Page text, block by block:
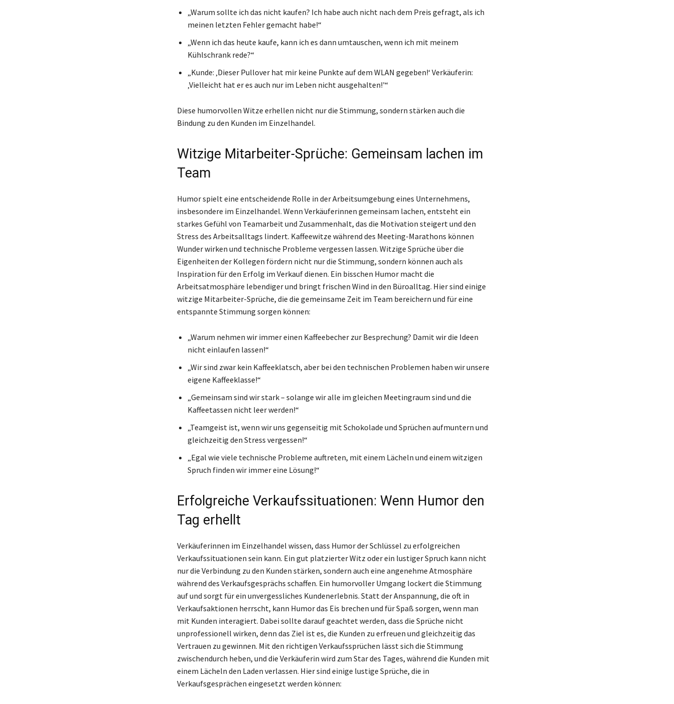
„Warum sollte ich das nicht kaufen? Ich habe auch nicht nach dem Preis gefragt, als ich
meinen letzten Fehler gemacht habe!“
„Wenn ich das heute kaufe, kann ich es dann umtauschen, wenn ich mit meinem
Kühlschrank rede?“
„Kunde: ‚Dieser Pullover hat mir keine Punkte auf dem WLAN gegeben!‘ Verkäuferin:
‚Vielleicht hat er es auch nur im Leben nicht ausgehalten!'“
Diese humorvollen Witze erhellen nicht nur die Stimmung, sondern stärken auch die
Bindung zu den Kunden im Einzelhandel.
Witzige Mitarbeiter-Sprüche: Gemeinsam lachen im
Team
Humor spielt eine entscheidende Rolle in der Arbeitsumgebung eines Unternehmens,
insbesondere im Einzelhandel. Wenn Verkäuferinnen gemeinsam lachen, entsteht ein
starkes Gefühl von Teamarbeit und Zusammenhalt, das die Motivation steigert und den
Stress des Arbeitsalltags lindert. Kaffeewitze während des Meeting-Marathons können
Wunder wirken und technische Probleme vergessen lassen. Witzige Sprüche über die
Eigenheiten der Kollegen fördern nicht nur die Stimmung, sondern können auch als
Inspiration für den Erfolg im Verkauf dienen. Ein bisschen Humor macht die
Arbeitsatmosphäre lebendiger und bringt frischen Wind in den Büroalltag. Hier sind einige
witzige Mitarbeiter-Sprüche, die die gemeinsame Zeit im Team bereichern und für eine
entspannte Stimmung sorgen können:
„Warum nehmen wir immer einen Kaffeebecher zur Besprechung? Damit wir die Ideen
nicht einlaufen lassen!“
„Wir sind zwar kein Kaffeeklatsch, aber bei den technischen Problemen haben wir unsere
eigene Kaffeeklasse!“
„Gemeinsam sind wir stark – solange wir alle im gleichen Meetingraum sind und die
Kaffeetassen nicht leer werden!“
„Teamgeist ist, wenn wir uns gegenseitig mit Schokolade und Sprüchen aufmuntern und
gleichzeitig den Stress vergessen!“
„Egal wie viele technische Probleme auftreten, mit einem Lächeln und einem witzigen
Spruch finden wir immer eine Lösung!“
Erfolgreiche Verkaufssituationen: Wenn Humor den
Tag erhellt
Verkäuferinnen im Einzelhandel wissen, dass Humor der Schlüssel zu erfolgreichen
Verkaufssituationen sein kann. Ein gut platzierter Witz oder ein lustiger Spruch kann nicht
nur die Verbindung zu den Kunden stärken, sondern auch eine angenehme Atmosphäre
während des Verkaufsgesprächs schaffen. Ein humorvoller Umgang lockert die Stimmung
auf und sorgt für ein unvergessliches Kundenerlebnis. Statt der Anspannung, die oft in
Verkaufsaktionen herrscht, kann Humor das Eis brechen und für Spaß sorgen, wenn man
mit Kunden interagiert. Dabei sollte darauf geachtet werden, dass die Sprüche nicht
unprofessionell wirken, denn das Ziel ist es, die Kunden zu erfreuen und gleichzeitig das
Vertrauen zu gewinnen. Mit den richtigen Verkaufssprüchen lässt sich die Stimmung
zwischendurch heben, und die Verkäuferin wird zum Star des Tages, während die Kunden mit
einem Lächeln den Laden verlassen. Hier sind einige lustige Sprüche, die in
Verkaufsgesprächen eingesetzt werden können: